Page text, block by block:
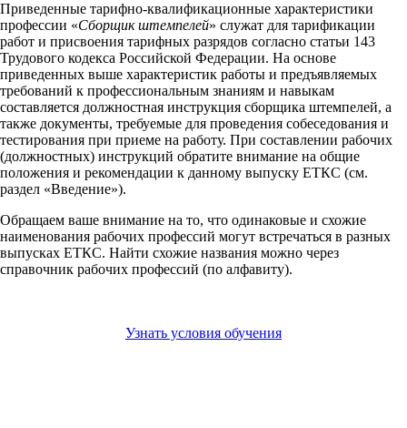
Приведенные тарифно-квалификационные характеристики
профессии «Сборщик штемпелей» служат для тарификации
работ и присвоения тарифных разрядов согласно статьи 143
Трудового кодекса Российской Федерации. На основе
приведенных выше характеристик работы и предъявляемых
требований к профессиональным знаниям и навыкам
составляется должностная инструкция сборщика штемпелей, а
также документы, требуемые для проведения собеседования и
тестирования при приеме на работу. При составлении рабочих
(должностных) инструкций обратите внимание на общие
положения и рекомендации к данному выпуску ЕТКС (см.
раздел «Введение»).
Обращаем ваше внимание на то, что одинаковые и схожие
наименования рабочих профессий могут встречаться в разных
выпусках ЕТКС. Найти схожие названия можно через
справочник рабочих профессий (по алфавиту).
Узнать условия обучения